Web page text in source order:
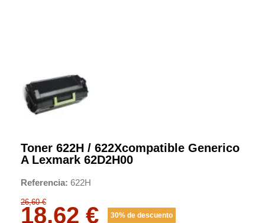
Toner 622H / 622Xcompatible Generico
A Lexmark 62D2H00
Referencia 622H
26,60 €
18,62 € 30% de descuento